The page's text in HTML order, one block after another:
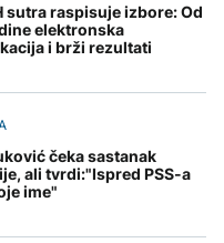
sutra raspisuje izbore: Od
elektronska
i brži rezultati
čeka sastanak
ali tvrdi:"Ispred PSS-a
ime"